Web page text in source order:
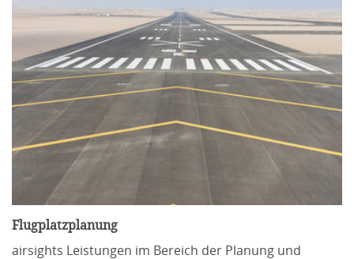
Ort:
In-house
Sprache:
Deutsch / Englisch
Dauer:
2 Tage
Anbieter:
airsight GmbH
Inhalt
Flugplatzplanung
airsights Leistungen im Bereich der Planung und